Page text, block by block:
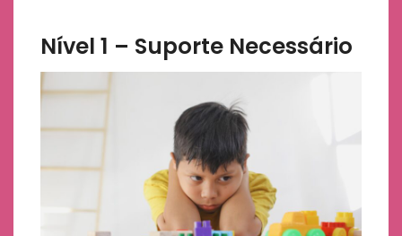
Nível 1 – Suporte Necessário